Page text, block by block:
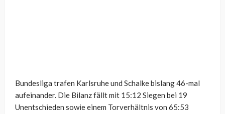
Bundesliga trafen Karlsruhe und Schalke bislang 46-mal
aufeinander. Die Bilanz fällt mit 15:12 Siegen bei 19
Unentschieden sowie einem Torverhältnis von 65:53